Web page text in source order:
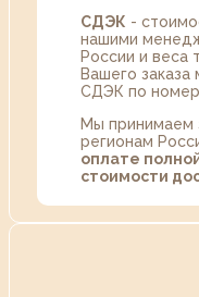
СДЭК -
нашими
России и веса
Вашего
СДЭК по
Мы принимаем
регионам
оплате
стоимости